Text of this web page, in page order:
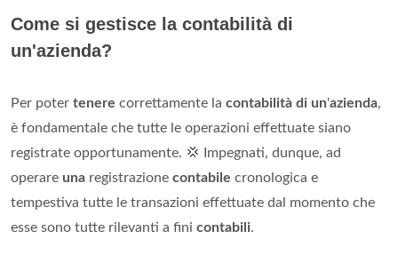
Come si gestisce la contabilità di
un'azienda?
Per poter tenere correttamente la contabilità di un'azienda,
è fondamentale che tutte le operazioni effettuate siano
registrate opportunamente. 💢 Impegnati, dunque, ad
operare una registrazione contabile cronologica e
tempestiva tutte le transazioni effettuate dal momento che
esse sono tutte rilevanti a fini contabili.